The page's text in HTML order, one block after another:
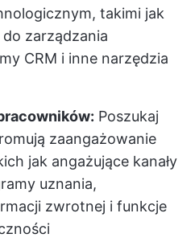
takimi jak
zarządzania
CRM i inne narzędzia
Poszukaj
zaangażowanie
jak angażujące kanały
uznania,
zwrotnej i funkcje